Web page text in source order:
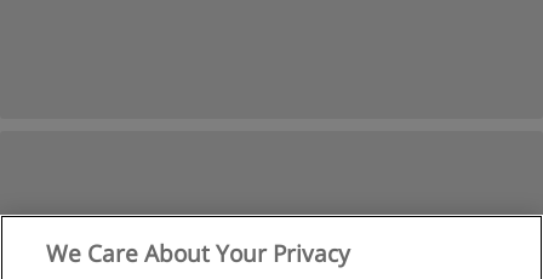
We Care About Your Privacy